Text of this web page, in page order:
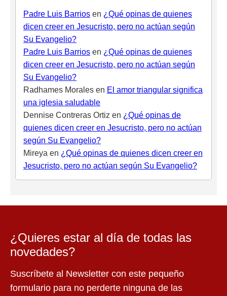
Padre Luis Barrios en ¿Qué opinas de quienes
dicen creer en Jesucristo, pero no actúan según
Su Evangelio?
Padre Luis Barrios en ¿Qué opinas de quienes
dicen creer en Jesucristo, pero no actúan según
Su Evangelio?
Radhames Morales en El amor triangular significa
una iglesia saludable
Dennise Contreras Ortiz en ¿Qué opinas de
quienes dicen creer en Jesucristo, pero no actúan
según Su Evangelio?
Mireya en ¿Qué opinas de quienes dicen creer en
Jesucristo, pero no actúan según Su Evangelio?
¿Quieres estar al día de todas las
novedades?
Suscríbete al Newsletter con este pequeño
formulario para no perderte ninguna de las